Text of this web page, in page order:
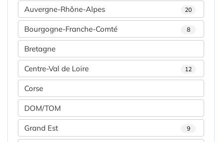
Auvergne-Rhône-Alpes 20
Bourgogne-Franche-Comté 8
Bretagne
Centre-Val de Loire 12
Corse
DOM/TOM
Grand Est 9